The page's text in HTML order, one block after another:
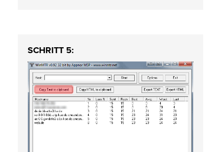
SCHRITT 5: